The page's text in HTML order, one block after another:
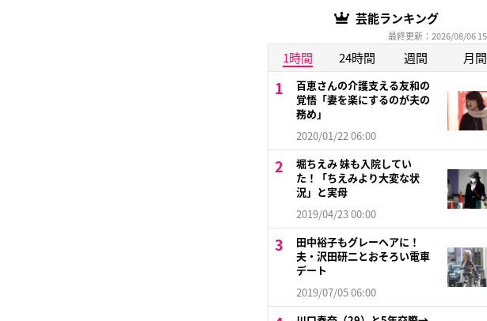
芸能ランキング
最終更新：2026/08/06
1時間 24時間 週間 月間
百恵さんの介護支える友和の
覚悟「妻を楽にするのが夫の
務め」
2020/01/22 06:00
堀ちえみ 妹も入院してい
た！「ちえみより大変な状
況」と実母
2019/04/23 00:00
田中裕子もグレーヘアに！
夫・沢田研二とおそろい電車
デート
2019/07/05 06:00